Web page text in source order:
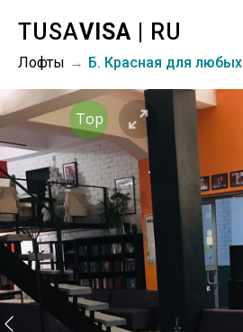
TUSAVISA | RU
Лофты → Б. Красная для любых
Top